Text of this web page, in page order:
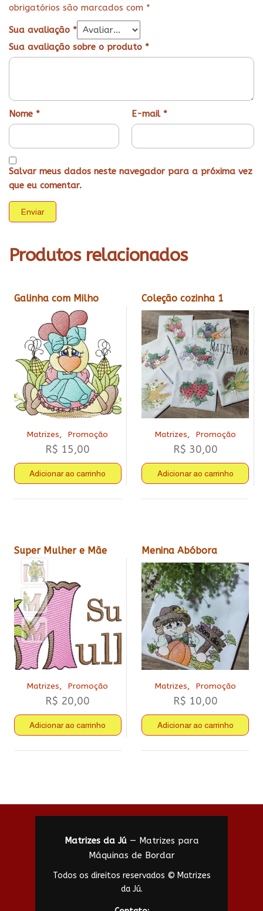
obrigatórios são marcados com *
Sua avaliação *
Sua avaliação sobre o produto *
Nome * E-mail *
Salvar meus dados neste navegador para a próxima vez
que eu comentar.
Produtos relacionados
Galinha com Milho
Matrizes, Promoção
R$ 15,00
Adicionar ao carrinho
Coleção cozinha 1
Matrizes, Promoção
R$ 30,00
Adicionar ao carrinho
Super Mulher e Mãe
Matrizes, Promoção
R$ 20,00
Adicionar ao carrinho
Menina Abóbora
Matrizes, Promoção
R$ 10,00
Adicionar ao carrinho
Matrizes da Jú— Matrizes para
Máquinas de Bordar
Todos os direitos reservados © Matrizes
da Jú.